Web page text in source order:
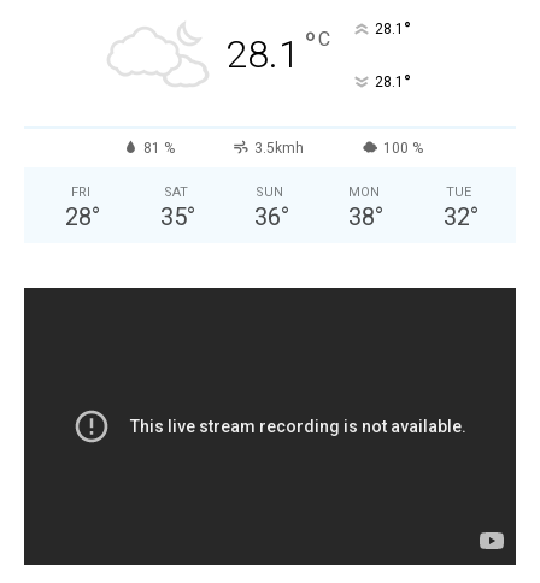
28.1 °C 28.1 °
28.1 °
81 % 3.5kmh 100 %
FRI
28°
SAT
35°
SUN
36°
MON
38°
TUE
32°